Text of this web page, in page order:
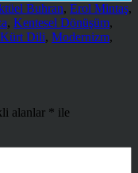
Buhran, Erol Mintaş,
, Kentesel Dönüşüm,
Kürt Dili, Modernizm,
alanlar * ile